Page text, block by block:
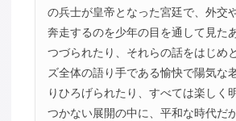
の兵士が皇帝となった宮廷で、外交
奔走するのを少年の目を通して見た
つづられたり、それらの話をはじめ
ズ全体の語り手である愉快で陽気な
りひろげられたり、すべては楽しく
つかない展開の中に、平和な時代だ